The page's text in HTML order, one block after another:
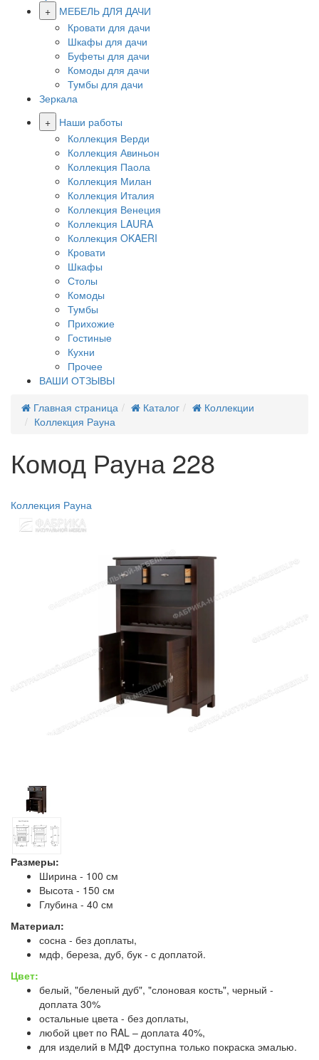
+
МЕБЕЛЬ ДЛЯ ДАЧИ
Кровати для дачи
Шкафы для дачи
Буфеты для дачи
Комоды для дачи
Тумбы для дачи
Зеркала
+
Наши работы
Коллекция Верди
Коллекция Авиньон
Коллекция Паола
Коллекция Милан
Коллекция Италия
Коллекция Венеция
Коллекция LAURA
Коллекция OKAERI
Кровати
Шкафы
Столы
Комоды
Тумбы
Прихожие
Гостиные
Кухни
Прочее
ВАШИ ОТЗЫВЫ
Главная страница
Каталог
Коллекции
Коллекция Рауна
Комод Рауна 228
Коллекция Рауна
Размеры:
Ширина - 100 см
Высота - 150 см
Глубина - 40 см
Материал:
сосна - без доплаты,
мдф, береза, дуб, бук - с доплатой.
Цвет:
белый, "беленый дуб", "слоновая кость", черный -
доплата 30%
остальные цвета - без доплаты,
любой цвет по RAL – доплата 40%,
для изделий в МДФ доступна только покраска эмалью.